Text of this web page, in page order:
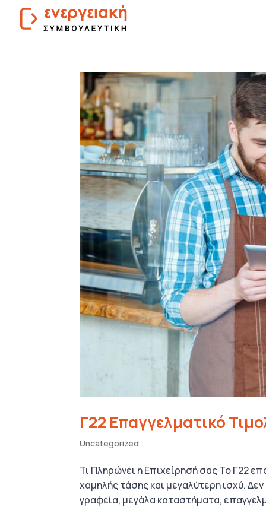
Γ22 Επαγγελματικό
Uncategorized
Τι Πληρώνει η Επιχείρησή σας Το Γ22
χαμηλής τάσης και μεγαλύτερη ισχύ.
γραφεία, μεγάλα καταστήματα,